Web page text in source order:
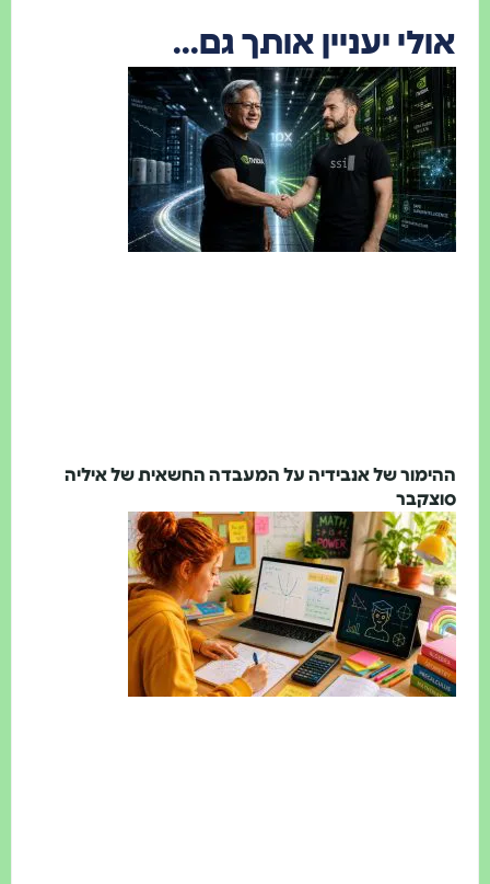
יעניין אותך גם...
של אנבידיה על המעבדה החשאית של איליה